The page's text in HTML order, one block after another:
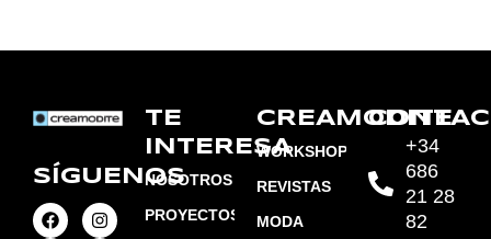
SÍGUENOS
TE
INTERESA
NOSOTROS
PROYECTOS
CREAMODITE
WORKSHOPS
REVISTAS
MODA
+34
686
21 28
82